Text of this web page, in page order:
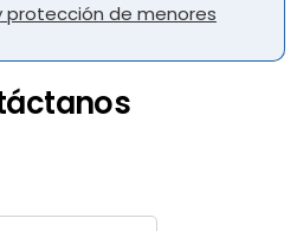
protección de menores